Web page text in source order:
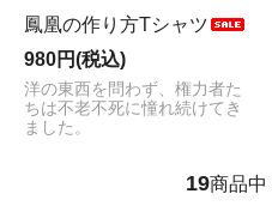
鳳凰の作り方Tシャツ
980円(税込)
洋の東西を問わず、権力者た
ちは不老不死に憧れ続けてき
ました。
19商品中